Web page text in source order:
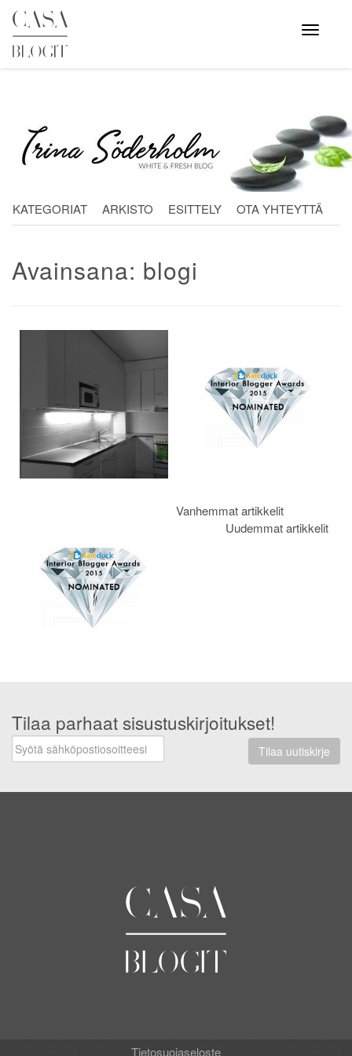
Skip
content
Avaa
valikko
KATEGORIAT ARKISTO ESITTELY OTA YHTEYTTÄ
Avainsana: blogi
Artikkelien
Vanhemmat artikkelit
Uudemmat artikkelit
Tilaa parhaat sisustuskirjoitukset!
Tilaa uutiskirje
Tietosuojaseloste